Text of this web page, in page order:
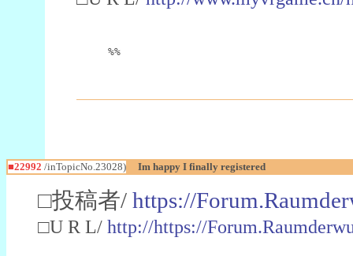
%%
■22992 /inTopicNo.23028) Im happy I finally registered
□投稿者/ https://
□U R L/ http://https://